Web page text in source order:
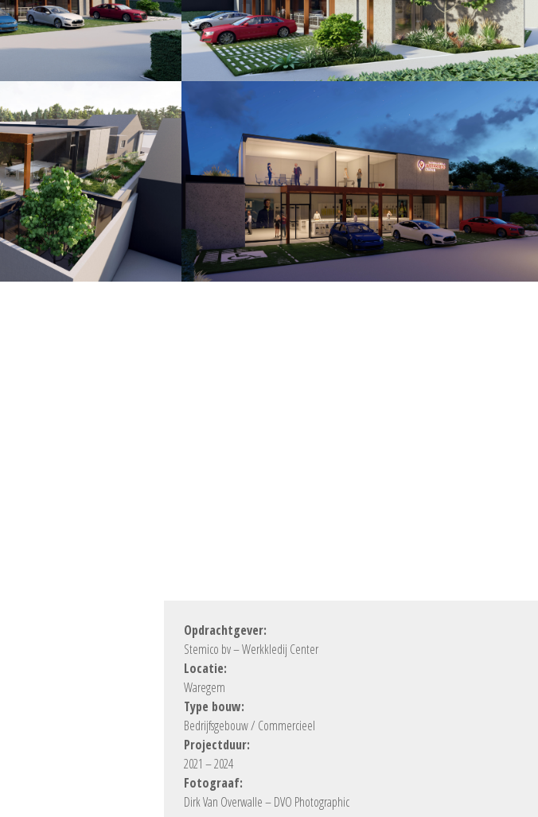
Opdrachtgever:
Stemico bv – Werkkledij Center
Locatie:
Waregem
Type bouw:
Bedrijfsgebouw / Commercieel
Projectduur:
2021 – 2024
Fotograaf:
Dirk Van Overwalle – DVO Photographic